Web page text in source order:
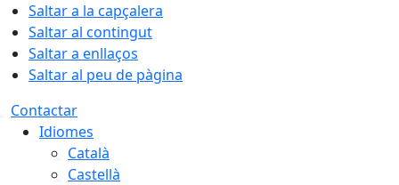
Saltar a la capçalera
Saltar al contingut
Saltar a enllaços
Saltar al peu de pàgina
Contactar
Idiomes
Català
Castellà